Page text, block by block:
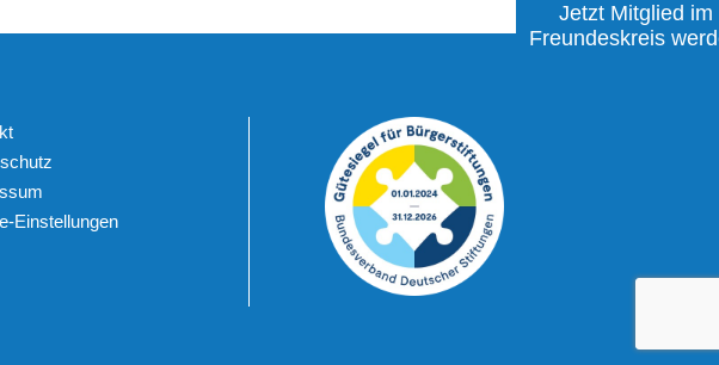
Einstellungen
Jetzt Mitglied im
Freundeskreis